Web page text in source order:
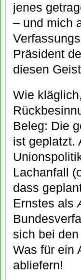
jenes
– und mich
Präsident
diesen
Wie
Beleg: Die
ist geplatzt.
Lachanfall
dass
Ernstes als
sich bei
Was für ein
abliefern!